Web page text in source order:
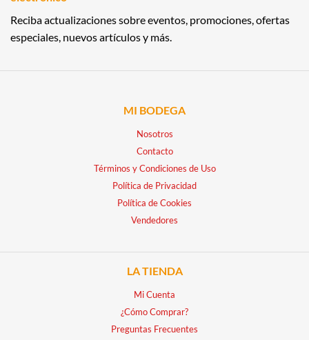
Reciba actualizaciones sobre eventos, promociones, ofertas
especiales, nuevos artículos y más.
MI BODEGA
Nosotros
Contacto
Términos y Condiciones de Uso
Política de Privacidad
Política de Cookies
Vendedores
LA TIENDA
Mi Cuenta
¿Cómo Comprar?
Preguntas Frecuentes